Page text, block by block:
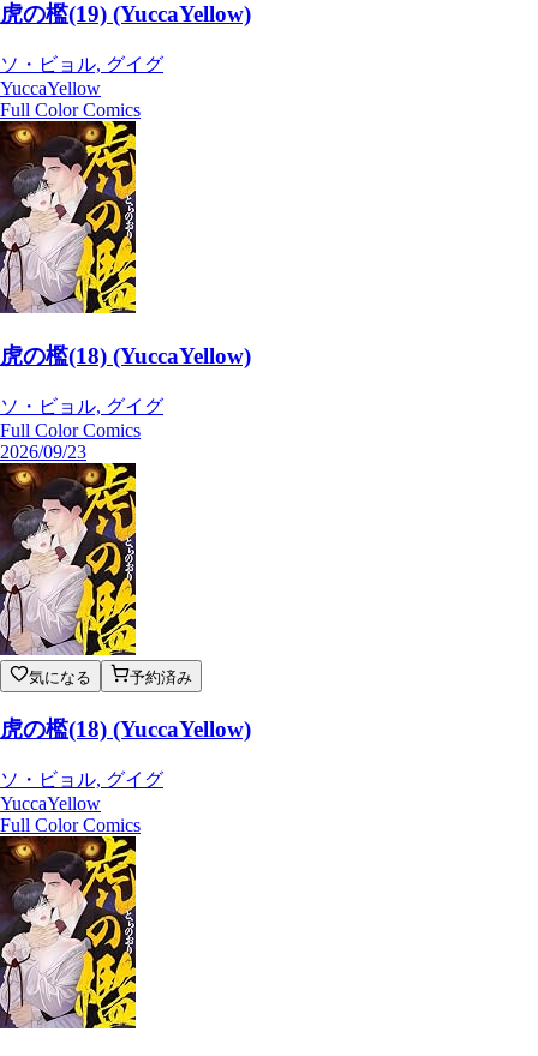
虎の檻(19) (YuccaYellow)
ソ・ビョル, グイグ
YuccaYellow
Full Color Comics
虎の檻(18) (YuccaYellow)
ソ・ビョル, グイグ
Full Color Comics
2026/09/23
気になる 予約済み
虎の檻(18) (YuccaYellow)
ソ・ビョル, グイグ
YuccaYellow
Full Color Comics